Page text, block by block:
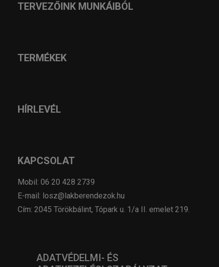
TERVEZŐINK MUNKÁIBÓL
TERMÉKEK
HÍRLEVÉL
KAPCSOLAT
Mobil: 06 20 428 2739
E-mail: losz@lakberendezok.hu
Cím: 2045 Törökbálint, Tópark u. 1/a II. emelet 219.
ADATVÉDELMI- ÉS